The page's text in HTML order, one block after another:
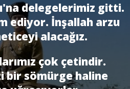
delegelerimiz gitti.
ediyor. İnşallah arzu
alacağız.
çok çetindir.
bir sö­mürge haline